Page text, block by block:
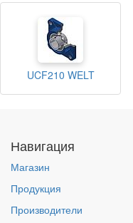
UCF210 WELT
Навигация
Магазин
Продукция
Производители